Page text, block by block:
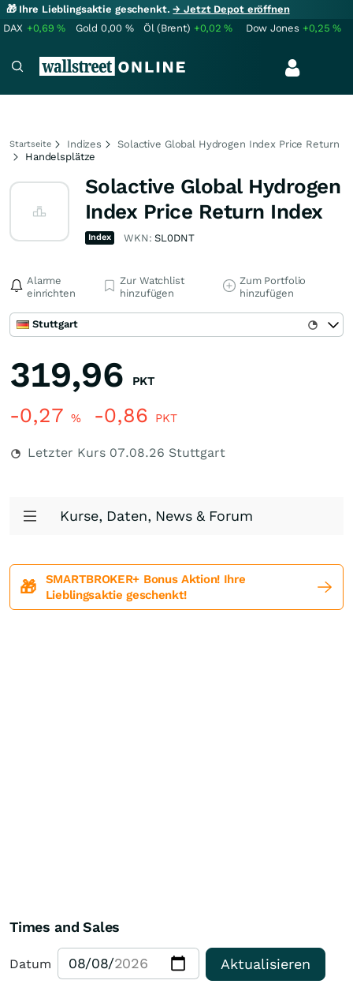
🎁 Ihre Lieblingsaktie geschenkt.→ Jetzt Depot eröffnen
DAX +0,69% Gold 0,00 % Öl (Brent) +0,02% Dow Jones +0,25%
Startseite Indizes
Solactive Global Hydrogen Index Price Return
Handelsplätze
Solactive Global Hydrogen
Index Price Return Index
Index WKN:SL0DNT
Alarme
einrichten
Zur Watchlist
hinzufügen
Zum Portfolio
hinzufügen
Stuttgart
319,96 PKT
-0,27 % -0,86 PKT
Letzter Kurs 07.08.26 Stuttgart
Kurse, Daten, News & Forum
🎁
SMARTBROKER+ Bonus Aktion! Ihre
Lieblingsaktie geschenkt!
Times and Sales
Datum Aktualisieren